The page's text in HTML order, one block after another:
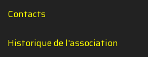
Contacts
Historique de l'association